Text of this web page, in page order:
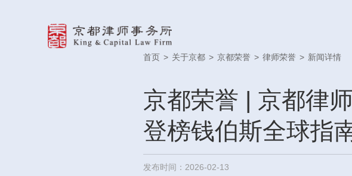
首页 > 关于京都 > 京都荣誉 > 律师荣誉 > 新闻详情
京都荣誉 | 京都律
登榜钱伯斯全球指
发布时间：2026-02-13